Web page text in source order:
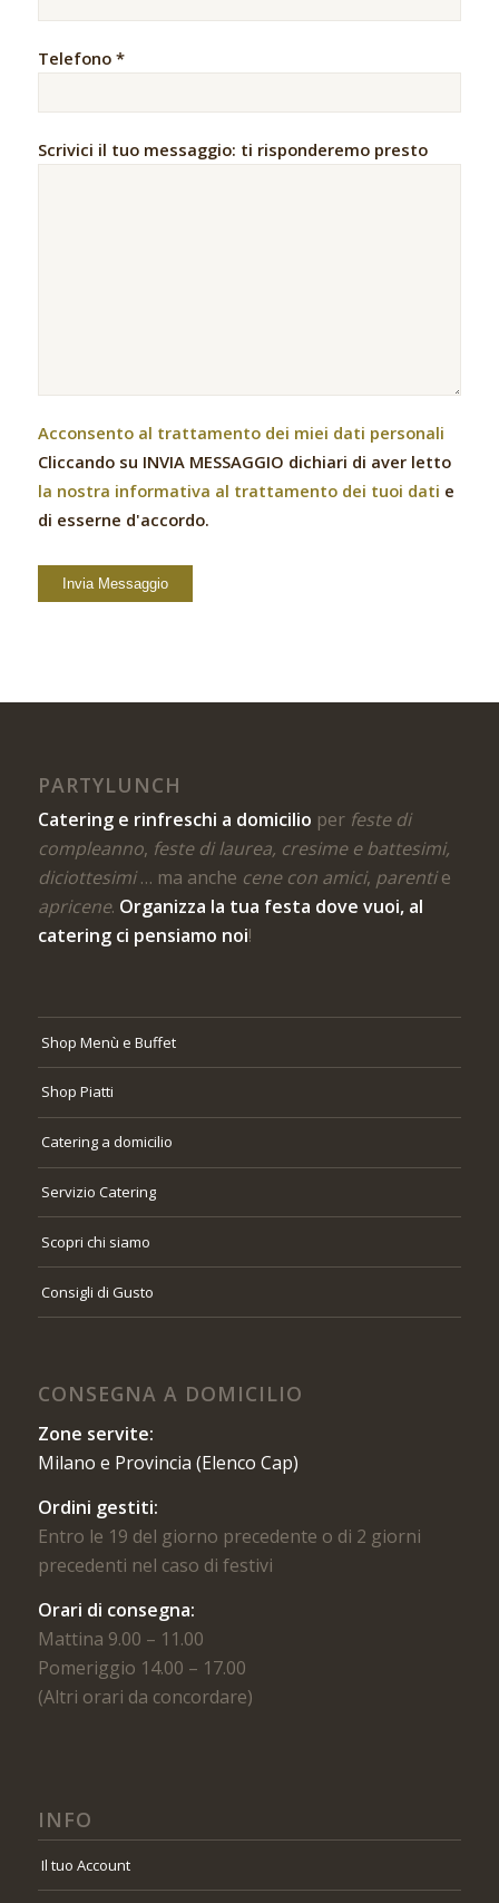
Telefono *
Scrivici il tuo messaggio: ti risponderemo presto
Acconsento al trattamento dei miei dati personali
Cliccando su INVIA MESSAGGIO dichiari di aver letto
la nostra informativa al trattamento dei tuoi dati e
di esserne d'accordo.
PARTYLUNCH
Catering e rinfreschi a domicilio per feste di
compleanno, feste di laurea, cresime e battesimi,
diciottesimi… ma anche cene con amici, parentie
apricene. Organizza la tua festa dove vuoi, al
catering ci pensiamo noi!
Shop Menù e Buffet
Shop Piatti
Catering a domicilio
Servizio Catering
Scopri chi siamo
Consigli di Gusto
CONSEGNA A DOMICILIO
Zone servite:
Milano e Provincia (Elenco Cap)
Ordini gestiti:
Entro le 19 del giorno precedente o di 2 giorni
precedenti nel caso di festivi
Orari di consegna:
Mattina 9.00 – 11.00
Pomeriggio 14.00 – 17.00
(Altri orari da concordare)
INFO
Il tuo Account